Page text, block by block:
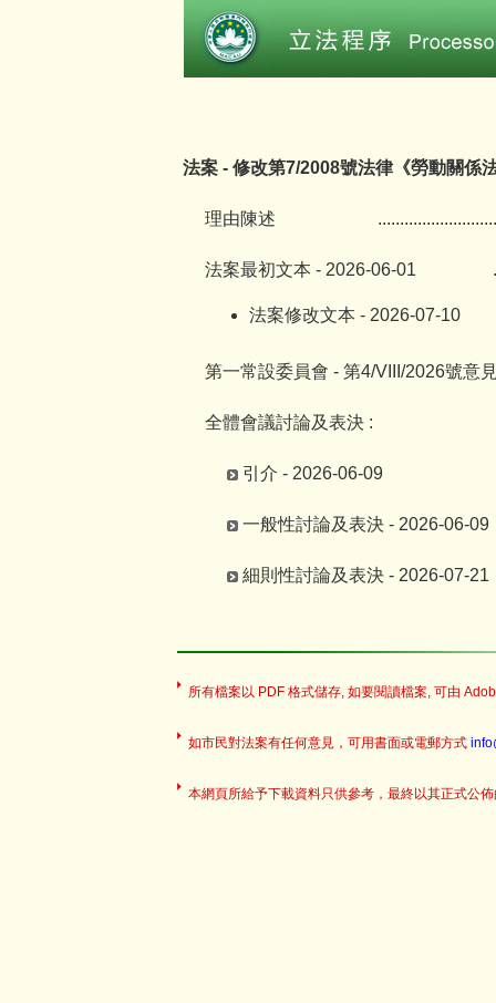
法案 - 修改第7/2008號法律《勞動關係
理由陳述
法案最初文本 - 2026-06-01
法案修改文本 - 2026-07-10
第一常設委員會 - 第4/VIII/2026號意
全體會議討論及表決 :
引介 - 2026-06-09
一般性討論及表決 - 2026-06-09
細則性討論及表決 - 2026-07-21
所有檔案以 PDF 格式儲存, 如要閱讀檔案, 可由
如市民對法案有任何意見，可用書面或電郵方式
本網頁所給予下載資料只供參考，最終以其正式公